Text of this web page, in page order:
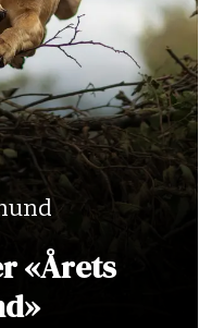
«Årets